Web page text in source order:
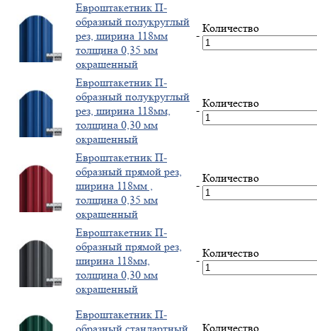
Евроштакетник П-
образный полукруглый
рез, ширина 118мм
толщина 0,35 мм
окрашенный
-
Количество
Евроштакетник П-
образный полукруглый
рез, ширина 118мм,
толщина 0,30 мм
окрашенный
-
Количество
Евроштакетник П-
образный прямой рез,
ширина 118мм ,
толщина 0,35 мм
окрашенный
-
Количество
Евроштакетник П-
образный прямой рез,
ширина 118мм,
толщина 0,30 мм
окрашенный
-
Количество
Евроштакетник П-
Количество